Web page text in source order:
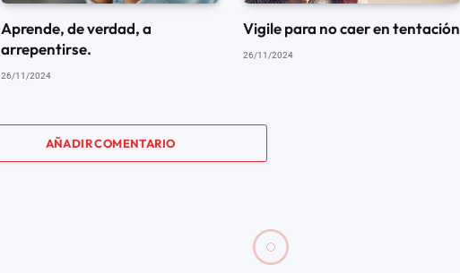
Aprende, de verdad, a
arrepentirse.
26/11/2024
Vigile para no caer en tentación
26/11/2024
AÑADIR COMENTARIO